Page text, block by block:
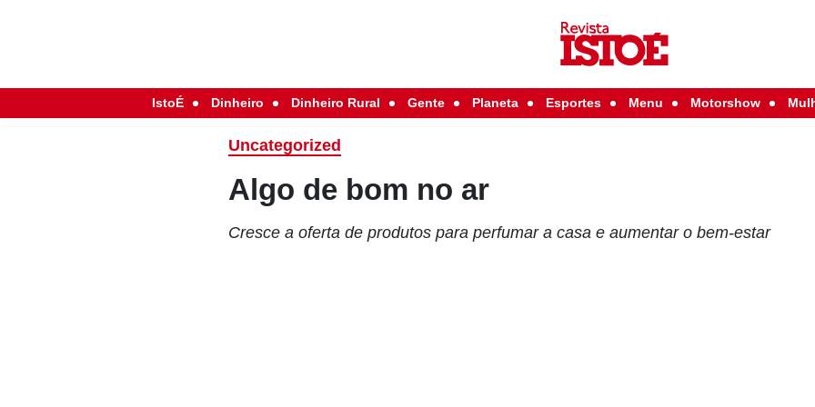
IstoÉ Dinheiro Dinheiro Rural Gente Planeta Esportes Menu Motorshow
Uncategorized
Algo de bom no ar
Cresce a oferta de produtos para perfumar a casa e aumentar o bem-estar